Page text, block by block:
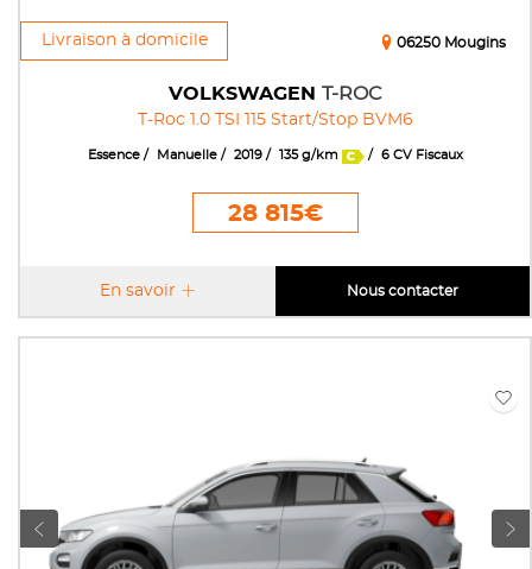
Livraison à domicile
VOLKSWAGEN T-ROC
T-Roc 1.0 TSI 115 Start/Stop BVM6
06250 Mougins
Essence Manuelle 2019 135 g/km 6 CV Fiscaux
28 815€
En savoir Nous contacter